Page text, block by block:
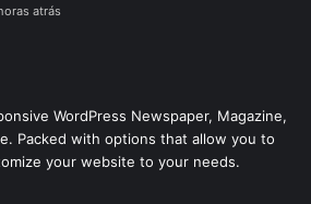
atrás
WordPress Newspaper, Magazine,
Packed with options that allow you to
your website to your needs.